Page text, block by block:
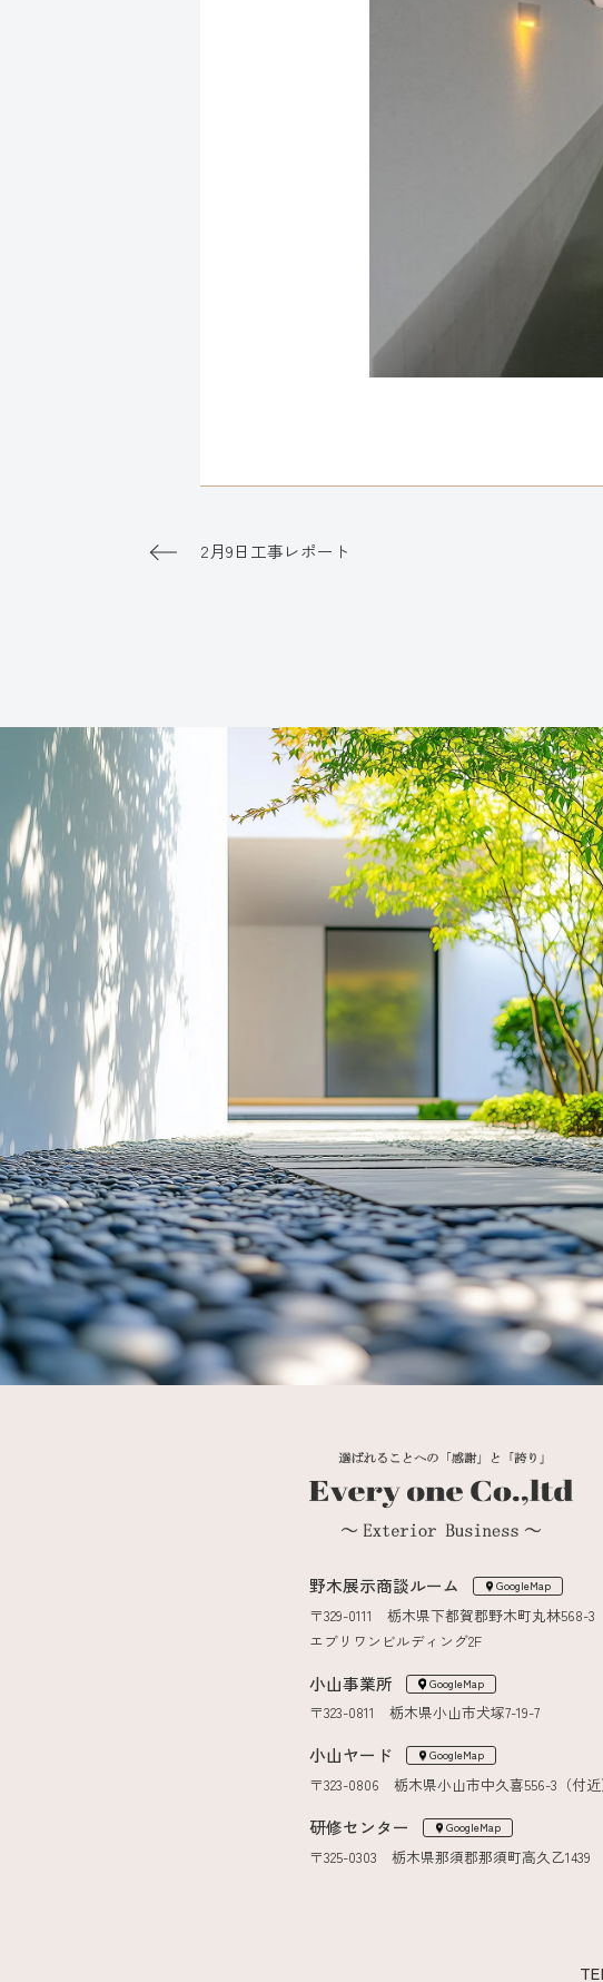
2月9日工事レポート
野木展示商談ルーム GoogleMap
〒329-0111 栃木県下都賀郡野木町丸林568-3
エブリワンビルディング2F
小山事業所 GoogleMap
〒323-0811 栃木県小山市犬塚7-19-7
小山ヤード GoogleMap
〒323-0806 栃木県小山市中久喜556-3（付近
研修センター GoogleMap
〒325-0303 栃木県那須郡那須町高久乙1439